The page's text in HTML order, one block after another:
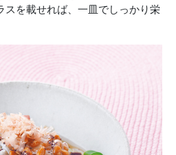
を載せれば、一皿でしっかり栄